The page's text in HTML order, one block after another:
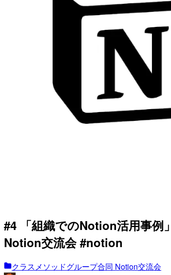
#4 「組織でのNotion活用事例
Notion交流会 #notion
クラスメソッドグループ合同 Notion交流会